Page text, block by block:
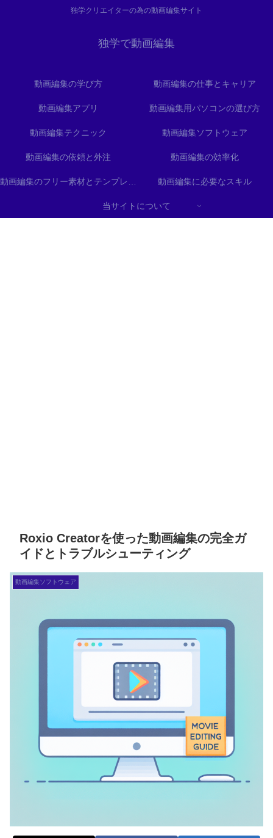
独学クリエイターの為の動画編集サイト
独学で動画編集
動画編集の学び方 動画編集の仕事とキャリア
動画編集アプリ 動画編集用パソコンの選び方
動画編集テクニック 動画編集ソフトウェア
動画編集の依頼と外注 動画編集の効率化
動画編集のフリー素材とテンプレート 動画編集に必要なスキル
当サイトについて
Roxio Creatorを使った動画編集の完全ガ
イドとトラブルシューティング
動画編集ソフトウェア